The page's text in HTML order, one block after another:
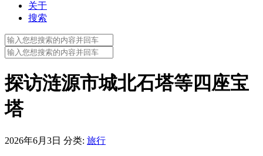
关于
搜索
Search
for:
Search
for:
探访涟源市城北石塔等四座宝
塔
2026年6月3日 分类: 旅行